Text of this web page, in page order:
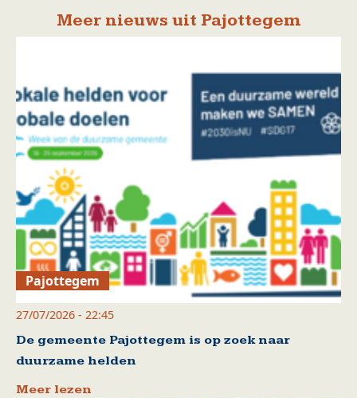
Meer nieuws uit Pajottegem
Pajottegem
27/07/2026 - 22:45
De gemeente Pajottegem is op zoek naar
duurzame helden
Meer lezen